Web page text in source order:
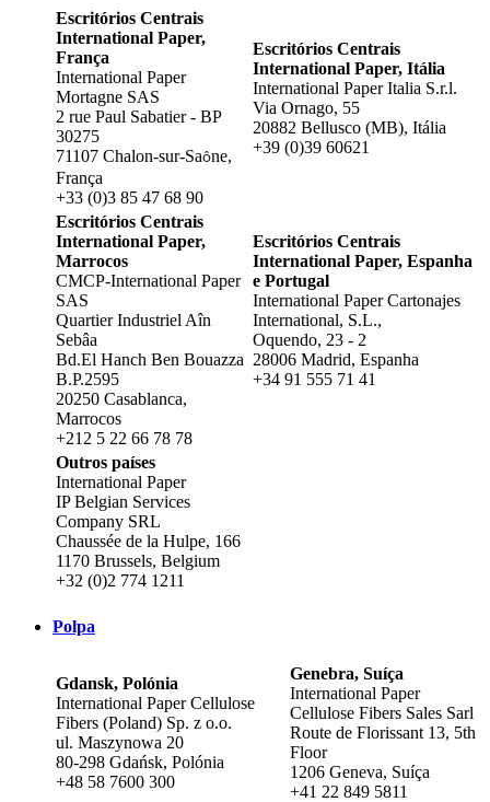
Escritórios Centrais
International Paper,
França
International Paper
Mortagne SAS
2 rue Paul Sabatier - BP
30275
71107 Chalon-sur-Saône,
França
+33 (0)3 85 47 68 90
Escritórios Centrais
International Paper, Itália
International Paper Italia S.r.l.
Via Ornago, 55
20882 Bellusco (MB), Itália
+39 (0)39 60621
Escritórios Centrais
International Paper,
Marrocos
CMCP-International Paper
SAS
Quartier Industriel Aîn
Sebâa
Bd.El Hanch Ben Bouazza
B.P.2595
20250 Casablanca,
Marrocos
+212 5 22 66 78 78
Escritórios Centrais
International Paper, Espanha
e Portugal
International Paper​ Cartonajes
International, S.L.,
Oquendo, 23 - 2
28006 Madrid, Espanha
+34 91 555 71 41
Outros países
International Paper
IP Belgian Services
Company SRL
Chaussée de la Hulpe, 166
1170 Brussels, Belgium
+32 (0)2 774 1211
Polpa
Gdansk, Polónia
International Paper Cellulose
Fibers (Poland) Sp. z o.o.
ul. Maszynowa 20
80-298 Gdańsk, Polónia
+48 58 7600 300
Genebra, Suíça
International Paper
Cellulose Fibers Sales Sarl
Route de Florissant 13, 5th
Floor
1206 Geneva, Suíça
+41 22 849 5811